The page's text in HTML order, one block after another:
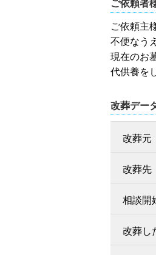
ご依頼者
ご依頼主
不便なう
現在のお
代供養を
改葬デー
改葬元
改葬先
相談開
改葬し